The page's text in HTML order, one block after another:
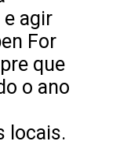
agir
For
que
o ano
locais.